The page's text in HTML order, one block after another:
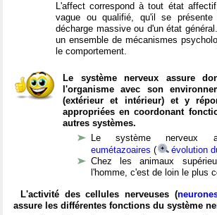
L'affect correspond à tout état
vague ou qualifié, qu'il se
décharge massive ou d'un état
un ensemble de mécanismes
le comportement.
Le système nerveux assure
l'organisme avec son
(extérieur et intérieur) et y
appropriées en coordonant
autres systèmes.
Le système nerveux
eumétazoaires ( évolution
Chez les animaux
l'homme, c'est de loin le plus
L'activité des cellules nerveuses (
assure les différentes fonctions du système